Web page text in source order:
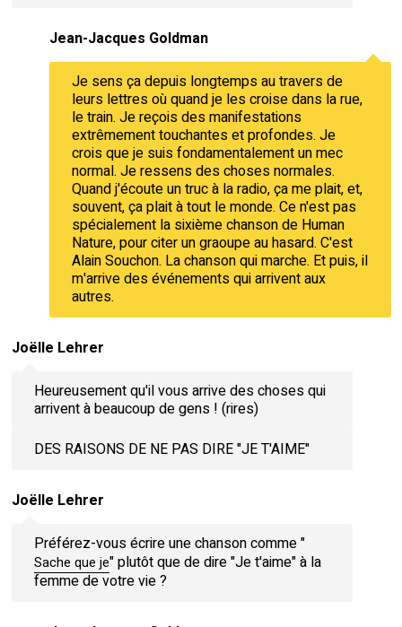
Jean-Jacques Goldman
Je sens ça depuis longtemps au travers de
leurs lettres où quand je les croise dans la rue,
le train. Je reçois des manifestations
extrêmement touchantes et profondes. Je
crois que je suis fondamentalement un mec
normal. Je ressens des choses normales.
Quand j'écoute un truc à la radio, ça me plait, et,
souvent, ça plait à tout le monde. Ce n'est pas
spécialement la sixième chanson de Human
Nature, pour citer un graoupe au hasard. C'est
Alain Souchon. La chanson qui marche. Et puis, il
m'arrive des événements qui arrivent aux
autres.
Joëlle Lehrer
Heureusement qu'il vous arrive des choses qui
arrivent à beaucoup de gens ! (rires)
DES RAISONS DE NE PAS DIRE "JE T'AIME"
Joëlle Lehrer
Préférez-vous écrire une chanson comme "
Sache que je" plutôt que de dire "Je t'aime" à la
femme de votre vie ?